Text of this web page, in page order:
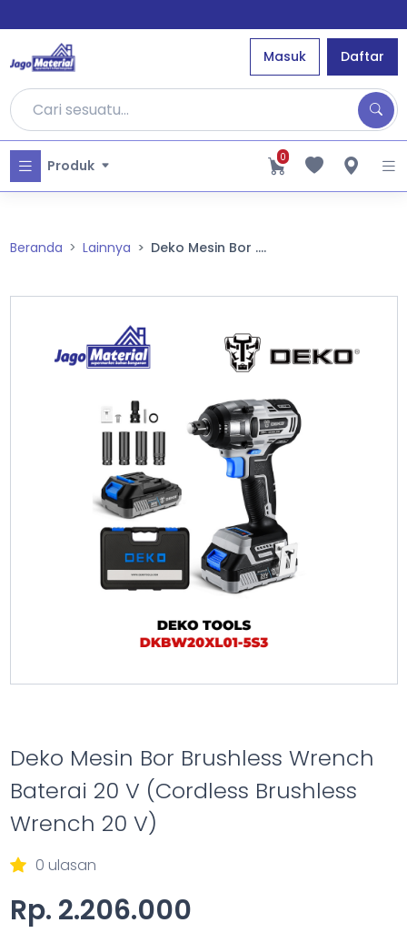
Masuk Daftar
Produk 0
Beranda Lainnya Deko Mesin Bor ....
Deko Mesin Bor Brushless Wrench
Baterai 20 V (Cordless Brushless
Wrench 20 V)
0 ulasan
Rp. 2.206.000